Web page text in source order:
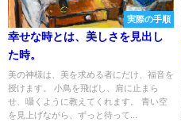
実際の手順
幸せな時とは、美しさを見出し
た時。
美の神様は、美を求める者にだけ、福音を
授けます。 小鳥を飛ばし、肩に止まら
せ、囁くように教えてくれます。 青い空
を見上げながら、ずっと待って...